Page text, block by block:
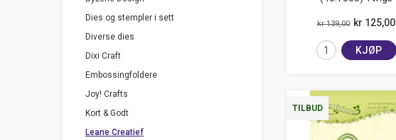
Dies og stempler i sett
Diverse dies
Dixi Craft
Embossingfoldere
Joy! Crafts
Kort & Godt
Leane Creatief
kr 139,00 kr 125,00
KJØP
TILBUD